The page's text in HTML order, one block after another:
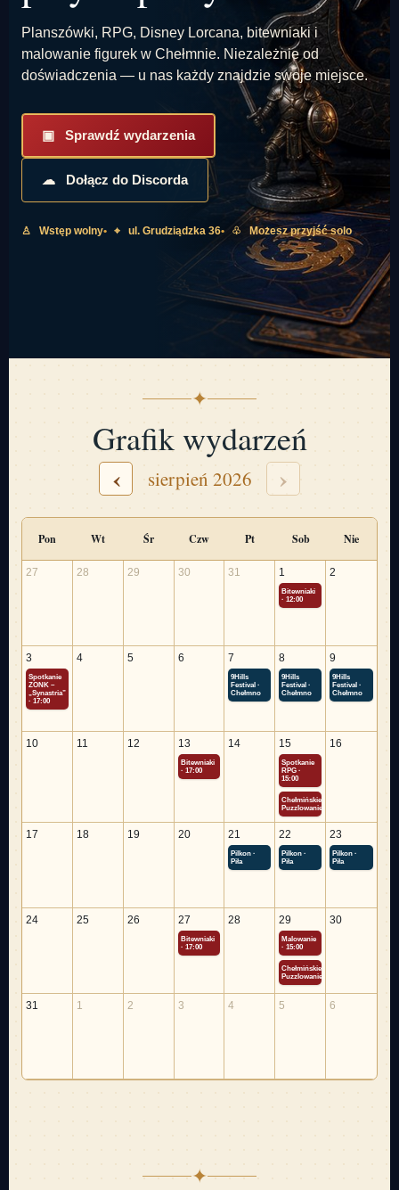
Planszówki, RPG, Disney Lorcana, bitewniaki i
malowanie figurek w Chełmnie. Niezależnie od
doświadczenia — u nas każdy znajdzie swoje miejsce.
▣ Sprawdź wydarzenia
☁ Dołącz do Discorda
♙ Wstęp wolny ⌖ ul. Grudziądzka 36 ♧ Możesz przyjść solo
✦
Grafik wydarzeń
‹ sierpień 2026 ›
Pon Wt Śr Czw Pt Sob Nie
27 28 29 30 31 1
Bitewniaki
· 12:00
2
3
Spotkanie
ZONK –
„Synastria”
· 17:00
4 5 6 7
9Hills
Festival ·
Chełmno
8
9Hills
Festival ·
Chełmno
9
9Hills
Festival ·
Chełmno
10 11 12 13
Bitewniaki
· 17:00
14 15
Spotkanie
RPG ·
15:00
Chełmińskie
Puzzlowanie
16
17 18 19 20 21
Pilkon ·
Piła
22
Pilkon ·
Piła
23
Pilkon ·
Piła
24 25 26 27
Bitewniaki
· 17:00
28 29
Malowanie
· 15:00
Chełmińskie
Puzzlowanie
30
31 1 2 3 4 5 6
✦